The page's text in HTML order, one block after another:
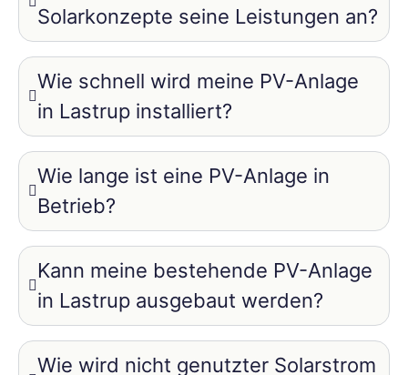
Solarkonzepte seine Leistungen an?
Wie schnell wird meine PV-Anlage
in Lastrup installiert?
Wie lange ist eine PV-Anlage in
Betrieb?
Kann meine bestehende PV-Anlage
in Lastrup ausgebaut werden?
Wie wird nicht genutzter Solarstrom